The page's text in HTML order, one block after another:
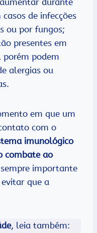
de infecções
ou por fungos;
presentes em
porém podem
alergias ou
em que um
com o
imunológico
combate ao
importante
que a
, leia também: